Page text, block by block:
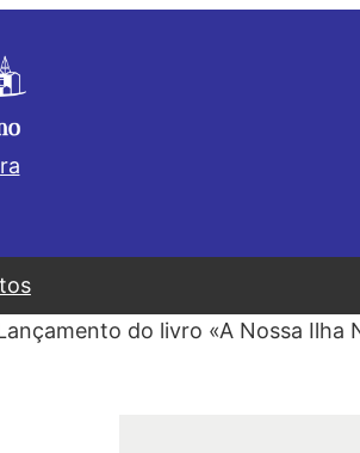
do livro «A Nossa Ilha